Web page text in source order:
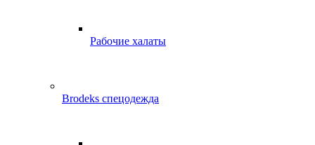
Рабочие халаты
Brodeks спецодежда